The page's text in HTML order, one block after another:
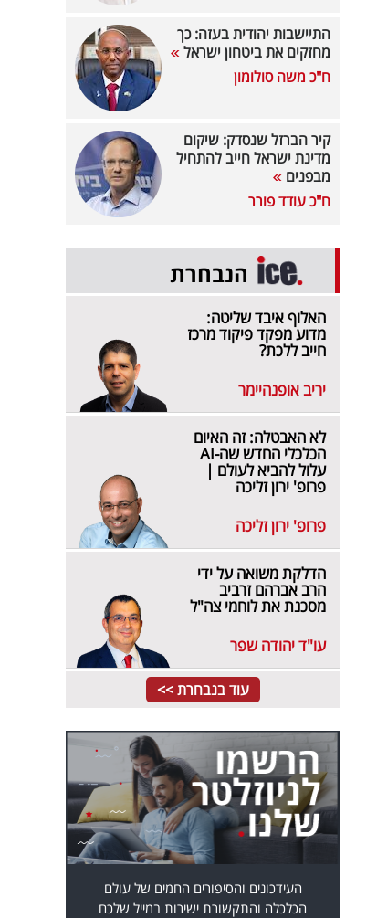
התיישבות יהודית בעזה: כך
מחזקים את ביטחון ישראל
ח"כ משה סולומון
קיר הברזל שנסדק: שיקום
מדינת ישראל חייב להתחיל
מבפנים
ח"כ עודד פורר
הנבחרת
האלוף איבד שליטה:
מדוע מפקד פיקוד מרכז
חייב ללכת?
יריב אופנהיימר
לא האבטלה: זה האיום
הכלכלי החדש שה-AI
עלול להביא לעולם |
פרופ' ירון זליכה
פרופ' ירון זליכה
הדלקת משואה על ידי
הרב אברהם זרביב
מסכנת את לוחמי צה"ל
עו"ד יהודה שפר
עוד בנבחרת >>
העידכונים והסיפורים החמים של עולם
הכלכלה והתקשורת ישירות במייל שלכם